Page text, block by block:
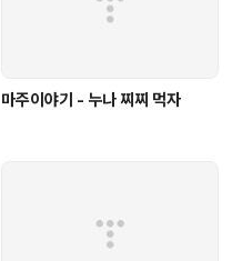
마주이야기 - 누나 찌찌 먹자